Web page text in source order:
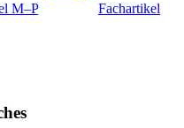
M–P Fachartikel